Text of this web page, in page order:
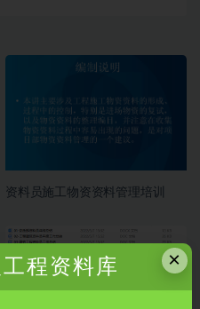
资料员施工物资资料管理培训
×
程资料库